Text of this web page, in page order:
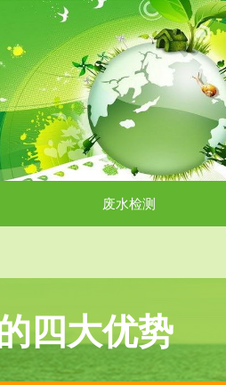
废水检测
服务范围
废气测试
检测范围工业废气检测包括有机废气
气。有机废气主要包括...
四大优势